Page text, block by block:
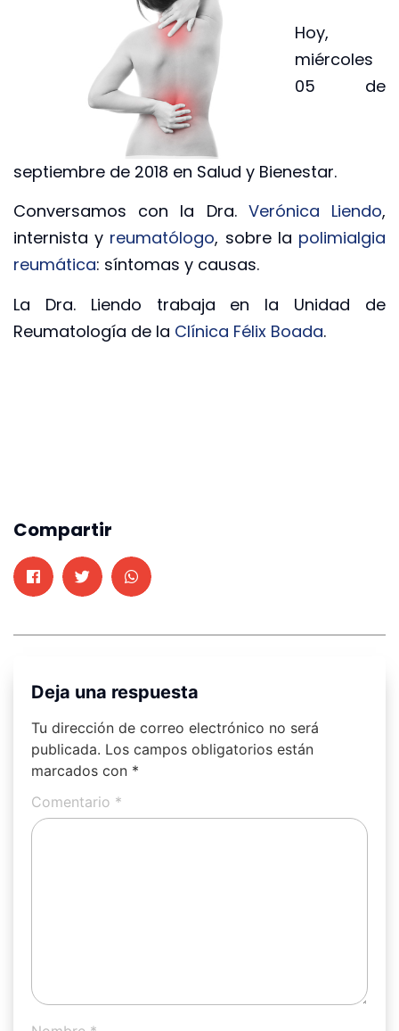
Hoy,
miércoles
05 de
septiembre de 2018 en Salud y Bienestar.
Conversamos con la Dra. Verónica Liendo,
internista y reumatólogo, sobre la polimialgia
reumática: síntomas y causas.
La Dra. Liendo trabaja en la Unidad de
Reumatología de la Clínica Félix Boada.
Compartir
Deja una respuesta
Tu dirección de correo electrónico no será
publicada. Los campos obligatorios están
marcados con *
Comentario *